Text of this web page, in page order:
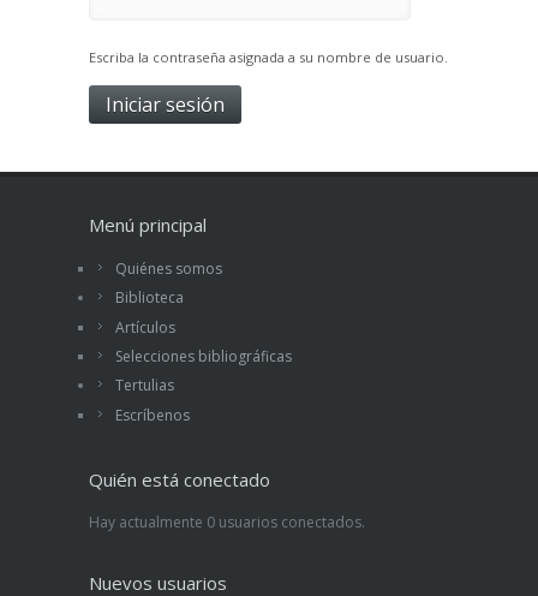
Escriba la contraseña asignada a su nombre de usuario.
Menú principal
Quiénes somos
Biblioteca
Artículos
Selecciones bibliográficas
Tertulias
Escríbenos
Quién está conectado
Hay actualmente 0 usuarios conectados.
Nuevos usuarios